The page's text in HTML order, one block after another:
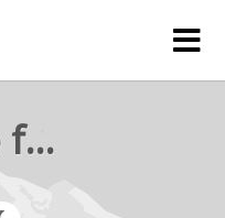
rejetto forum